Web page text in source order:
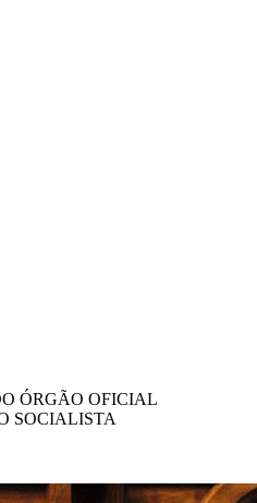
ÓRGÃO OFICIAL
SOCIALISTA